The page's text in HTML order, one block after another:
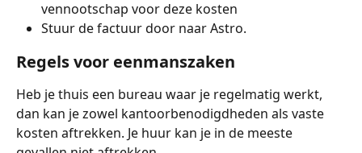
vennootschap voor deze kosten
Stuur de factuur door naar Astro.
Regels voor eenmanszaken
Heb je thuis een bureau waar je regelmatig werkt,
dan kan je zowel kantoorbenodigdheden als vaste
kosten aftrekken. Je huur kan je in de meeste